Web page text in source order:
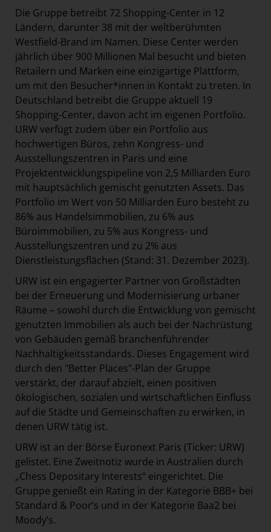
Die Gruppe betreibt 72 Shopping-Center in 12
Ländern, darunter 38 mit der weltberühmten
Westfield-Brand im Namen. Diese Center werden
jährlich über 900 Millionen Mal besucht und bieten
Retailern und Marken eine einzigartige Plattform,
um mit den Besucher*innen in Kontakt zu treten. In
Deutschland betreibt die Gruppe aktuell 19
Shopping-Center, davon acht im eigenen Portfolio.
URW verfügt zudem über ein Portfolio aus
hochwertigen Büros, zehn Kongress- und
Ausstellungszentren in Paris und eine
Projektentwicklungspipeline von 2,5 Milliarden Euro
mit hauptsächlich gemischt genutzten Assets. Das
Portfolio im Wert von 50 Milliarden Euro besteht zu
86% aus Handelsimmobilien, zu 6% aus
Büroimmobilien, zu 5% aus Kongress- und
Ausstellungszentren und zu 2% aus
Dienstleistungsflächen (Stand: 31. Dezember 2023).
URW ist ein engagierter Partner von Großstädten
bei der Erneuerung und Modernisierung urbaner
Räume – sowohl durch die Entwicklung von gemischt
genutzten Immobilien als auch bei der Nachrüstung
von Gebäuden gemäß branchenführender
Nachhaltigkeitsstandards. Dieses Engagement wird
durch den "Better Places"-Plan der Gruppe
verstärkt, der darauf abzielt, einen positiven
ökologischen, sozialen und wirtschaftlichen Einfluss
auf die Städte und Gemeinschaften zu erwirken, in
denen URW tätig ist.
URW ist an der Börse Euronext Paris (Ticker: URW)
gelistet. Eine Zweitnotiz wurde in Australien durch
„Chess Depositary Interests“ eingerichtet. Die
Gruppe genießt ein Rating in der Kategorie BBB+ bei
Standard & Poor’s und in der Kategorie Baa2 bei
Moody’s.